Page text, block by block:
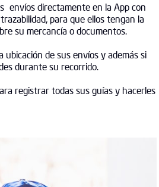
envíos directamente en la App con
para que ellos tengan la
su mercancía o documentos.
ubicación de sus envíos y además si
durante su recorrido.
registrar todas sus guías y hacerles